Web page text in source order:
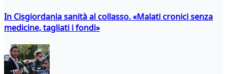
In Cisgiordania sanità al collasso. «Malati cronici senza
medicine, tagliati i fondi»